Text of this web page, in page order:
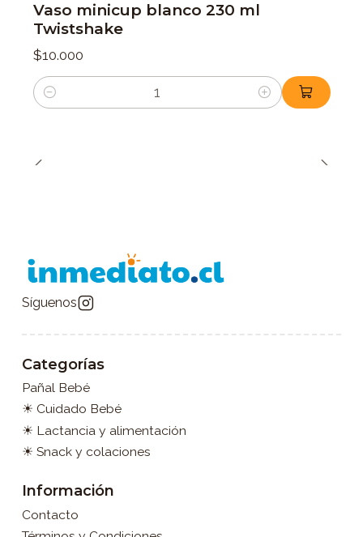
Vaso minicup blanco 230 ml
Twistshake
$10.000
Cantidad
Síguenos
Categorías
Pañal Bebé
☀ Cuidado Bebé
☀ Lactancia y alimentación
☀ Snack y colaciones
Información
Contacto